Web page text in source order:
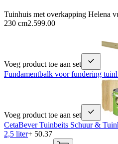
Tuinhuis met overkapping Helena
230 cm2.599.00
Voeg product toe aan set
Fundamentbalk voor fundering
Voeg product toe aan set
CetaBever Tuinbeits Schuur &
2,5 liter+ 50.37